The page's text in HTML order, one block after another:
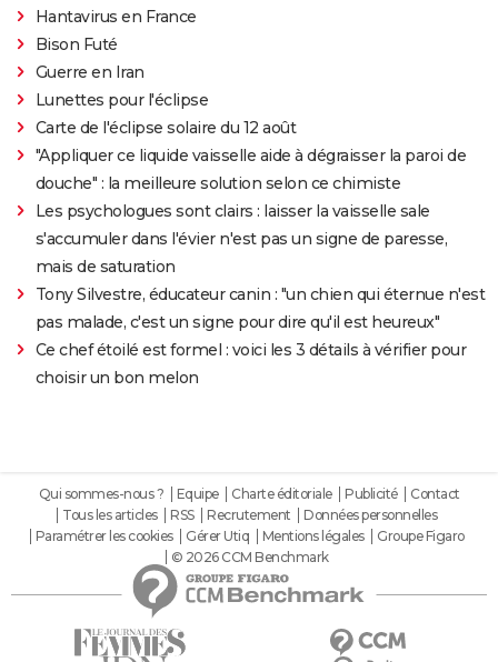
Hantavirus en France
Bison Futé
Guerre en Iran
Lunettes pour l'éclipse
Carte de l'éclipse solaire du 12 août
"Appliquer ce liquide vaisselle aide à dégraisser la paroi de
douche" : la meilleure solution selon ce chimiste
Les psychologues sont clairs : laisser la vaisselle sale
s'accumuler dans l'évier n'est pas un signe de paresse,
mais de saturation
Tony Silvestre, éducateur canin : "un chien qui éternue n'est
pas malade, c'est un signe pour dire qu'il est heureux"
Ce chef étoilé est formel : voici les 3 détails à vérifier pour
choisir un bon melon
Qui sommes-nous ? Equipe Charte éditoriale Publicité
Contact
Tous les articles
RSS Recrutement
Données personnelles
Paramétrer les cookies
Gérer Utiq Mentions légales
Groupe Figaro
© 2026 CCM Benchmark